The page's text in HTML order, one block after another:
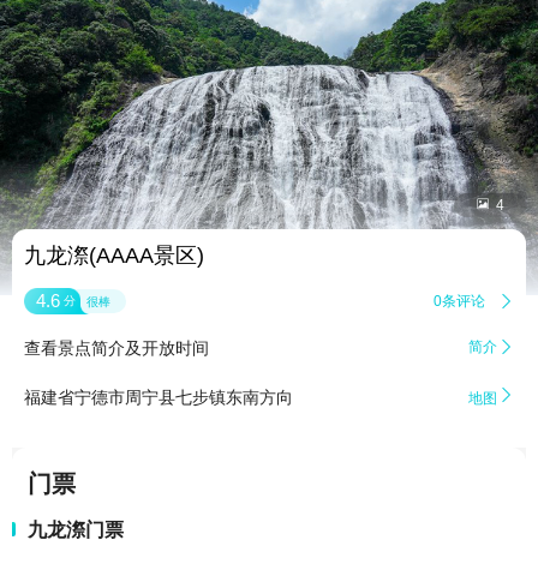
 4
九龙漈(AAAA景区)
4.6 分 很棒 0条评论 
查看景点简介及开放时间 简介 
福建省宁德市周宁县七步镇东南方向 地图 
门票
九龙漈门票
